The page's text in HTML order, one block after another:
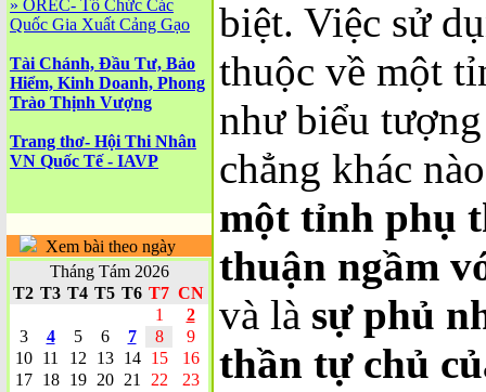
» OREC- Tố Chức Các
Quốc Gia Xuất Cảng Gạo
Tài Chánh, Đầu Tư, Bảo
Hiểm, Kinh Doanh, Phong
Trào Thịnh Vượng
Trang thơ- Hội Thi Nhân
VN Quốc Tế - IAVP
Xem bài theo ngày
Tháng Tám 2026
T2 T3 T4 T5 T6 T7 CN
1
2
3
4 5 6 7 8
9
10
11 12 13 14 15
16
17
18 19 20 21 22
23
biệt. Việc sử
thuộc về một
như biểu
chẳng khác
một tỉnh phụ
thuận ngầm
và là sự phủ
thần tự chủ